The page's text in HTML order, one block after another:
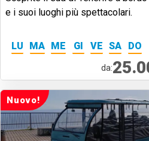
e i suoi luoghi più spettacolari.
LU MA ME GI VE SA DO
da:
Nuovo!